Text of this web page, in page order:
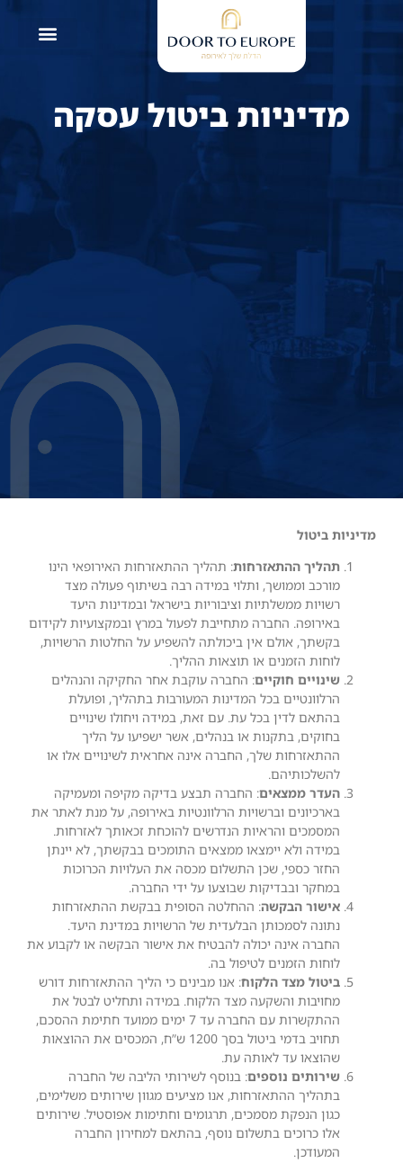
מדיניות ביטול עסקה
מדיניות ביטול
תהליך ההתאזרחות: תהליך ההתאזרחות האירופאי הינו
מורכב וממושך, ותלוי במידה רבה בשיתוף פעולה מצד
רשויות ממשלתיות וציבוריות בישראל ובמדינות היעד
באירופה. החברה מתחייבת לפעול במרץ ובמקצועיות לקידום
בקשתך, אולם אין ביכולתה להשפיע על החלטות הרשויות,
לוחות הזמנים או תוצאות ההליך.
שינויים חוקיים: החברה עוקבת אחר החקיקה והנהלים
הרלוונטיים בכל המדינות המעורבות בתהליך, ופועלת
בהתאם לדין בכל עת. עם זאת, במידה ויחולו שינויים
בחוקים, בתקנות או בנהלים, אשר ישפיעו על הליך
ההתאזרחות שלך, החברה אינה אחראית לשינויים אלו או
להשלכותיהם.
העדר ממצאים: החברה תבצע בדיקה מקיפה ומעמיקה
בארכיונים וברשויות הרלוונטיות באירופה, על מנת לאתר את
המסמכים והראיות הנדרשים להוכחת זכאותך לאזרחות.
במידה ולא יימצאו ממצאים התומכים בבקשתך, לא יינתן
החזר כספי, שכן התשלום מכסה את העלויות הכרוכות
במחקר ובבדיקות שבוצעו על ידי החברה.
אישור הבקשה: ההחלטה הסופית בבקשת ההתאזרחות
נתונה לסמכותן הבלעדית של הרשויות במדינת היעד.
החברה אינה יכולה להבטיח את אישור הבקשה או לקבוע את
לוחות הזמנים לטיפול בה.
ביטול מצד הלקוח: אנו מבינים כי הליך ההתאזרחות דורש
מחויבות והשקעה מצד הלקוח. במידה ותחליט לבטל את
ההתקשרות עם החברה עד 7 ימים ממועד חתימת ההסכם,
תחויב בדמי ביטול בסך 1200 ש”ח, המכסים את ההוצאות
שהוצאו עד לאותה עת.
שירותים נוספים: בנוסף לשירותי הליבה של החברה
בתהליך ההתאזרחות, אנו מציעים מגוון שירותים משלימים,
כגון הנפקת מסמכים, תרגומים וחתימות אפוסטיל. שירותים
אלו כרוכים בתשלום נוסף, בהתאם למחירון החברה
המעודכן.